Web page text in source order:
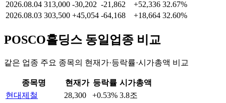
2026.08.04 313,000 -30,202 -21,862 +52,336 32.67%
2026.08.03 303,500 +45,054 -64,168 +18,664 32.60%
POSCO홀딩스 동일업종 비교
같은 업종 주요 종목의 현재가·등락률·시가총액 비교
종목명 현재가 등락률 시가총액
현대제철
28,300 +0.53% 3.8조